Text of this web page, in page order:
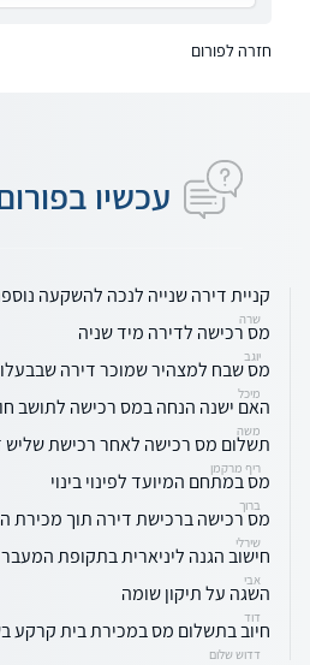
חזרה לפורום
עכשיו
קניית דירה שנייה לנכה להשקעה
שרה
מס רכישה לדירה מיד שניה
יוגב
מס שבח למצהיר שמוכר דירה
מיכל
האם ישנה הנחה במס רכישה לתושב
משה
תשלום מס רכישה לאחר רכישת שליש
ריף מרקמן
מס במתחם המיועד לפינוי בינוי
ברוך
מס רכישה ברכישת דירה תוך מכירת הקודמת
שירלי
חישוב הגנה ליניארית בתקופת המעבר
אבי
השגה על תיקון שומה
דוד
חיוב בתשלום מס במכירת בית קרקע
דדוש שלום